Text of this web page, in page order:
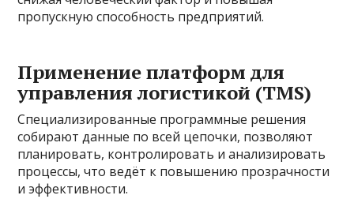
пропускную способность предприятий.
Применение платформ для
управления логистикой (TMS)
Специализированные программные решения
собирают данные по всей цепочки, позволяют
планировать, контролировать и анализировать
процессы, что ведёт к повышению прозрачности
и эффективности.